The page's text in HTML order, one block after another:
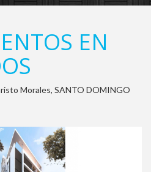
EN
Morales, SANTO DOMINGO